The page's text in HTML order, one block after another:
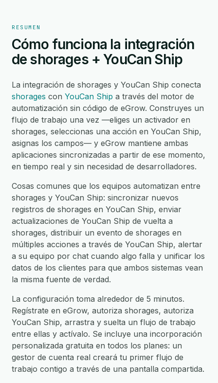
RESUMEN
Cómo funciona la integración
de shorages + YouCan Ship
La integración de shorages y YouCan Ship conecta
shorages con YouCan Ship a través del motor de
automatización sin código de eGrow. Construyes un
flujo de trabajo una vez —eliges un activador en
shorages, seleccionas una acción en YouCan Ship,
asignas los campos— y eGrow mantiene ambas
aplicaciones sincronizadas a partir de ese momento,
en tiempo real y sin necesidad de desarrolladores.
Cosas comunes que los equipos automatizan entre
shorages y YouCan Ship: sincronizar nuevos
registros de shorages en YouCan Ship, enviar
actualizaciones de YouCan Ship de vuelta a
shorages, distribuir un evento de shorages en
múltiples acciones a través de YouCan Ship, alertar
a su equipo por chat cuando algo falla y unificar los
datos de los clientes para que ambos sistemas vean
la misma fuente de verdad.
La configuración toma alrededor de 5 minutos.
Regístrate en eGrow, autoriza shorages, autoriza
YouCan Ship, arrastra y suelta un flujo de trabajo
entre ellas y actívalo. Se incluye una incorporación
personalizada gratuita en todos los planes: un
gestor de cuenta real creará tu primer flujo de
trabajo contigo a través de una pantalla compartida.